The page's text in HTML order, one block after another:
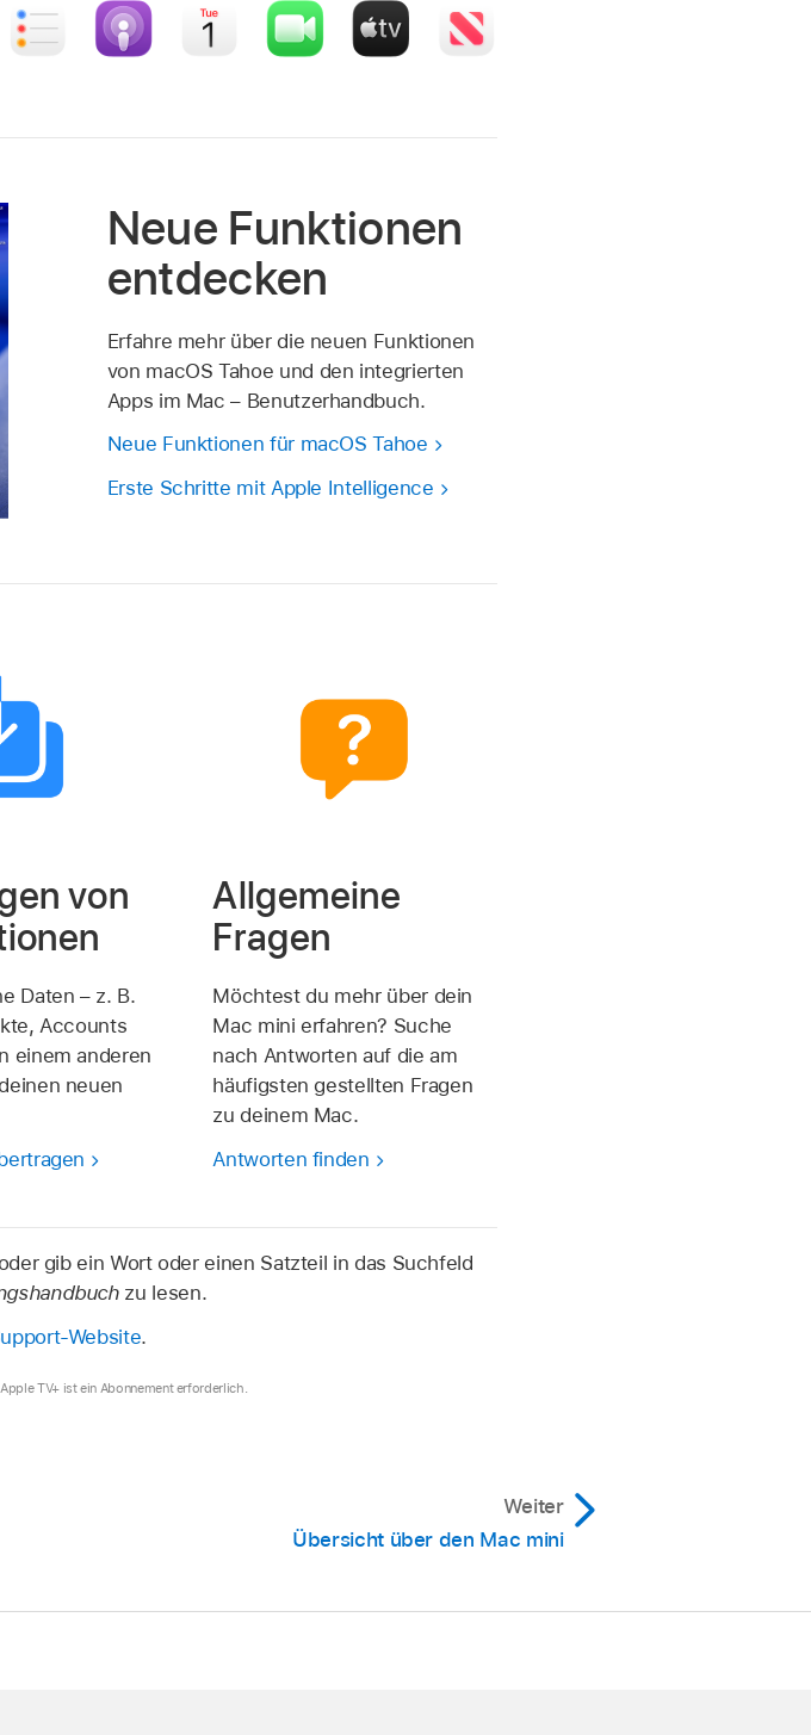
Neue Funktionen
entdecken
Erfahre mehr über die neuen Funktionen
von macOS Tahoe und den integrierten
Apps im Mac – Benutzerhandbuch.
Neue Funktionen für macOS Tahoe
Erste Schritte mit Apple Intelligence
von
Daten – z. B.
Accounts
einem anderen
neuen
Allgemeine
Fragen
Möchtest du mehr über dein
Mac mini erfahren? Suche
nach Antworten auf die am
häufigsten gestellten Fragen
zu deinem Mac.
Antworten finden
gib ein Wort oder einen Satzteil in das Suchfeld
zu lesen.
Website.
TV+ ist ein Abonnement erforderlich.
Weiter
Übersicht über den Mac mini